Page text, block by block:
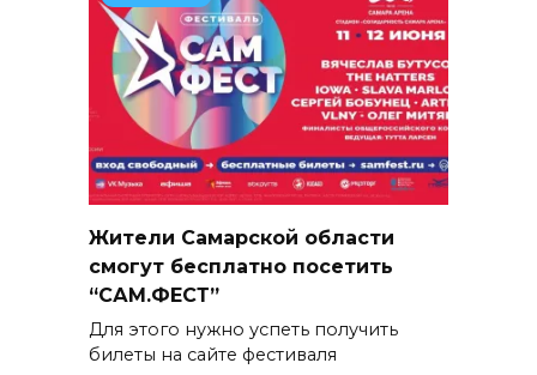
Жители Самарской области
смогут бесплатно посетить
“САМ.ФЕСТ”
Для этого нужно успеть получить
билеты на сайте фестиваля